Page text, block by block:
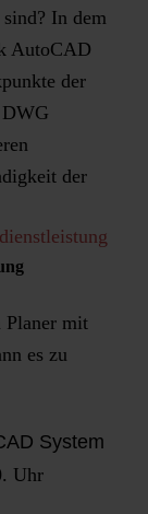
sind? In dem
AutoCAD
der
der
Planer mit
es zu
System
Uhr